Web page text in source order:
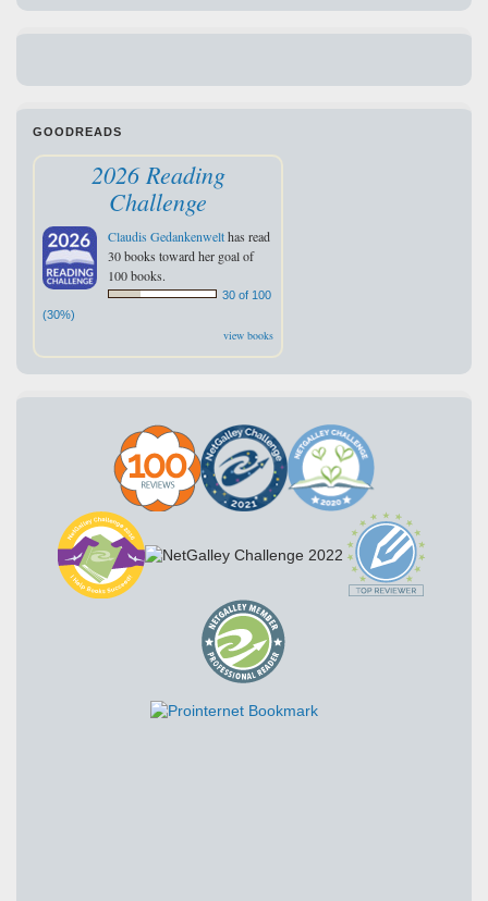
GOODREADS
2026 Reading
Challenge
Claudis Gedankenwelthas read
30 books toward her goal of
100 books.
30 of 100
(30%)
view books